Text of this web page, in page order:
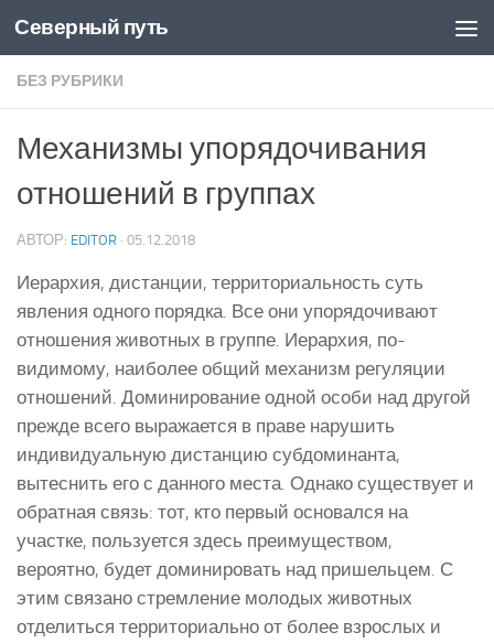
Skip to content
Северный путь
БЕЗ РУБРИКИ
Механизмы упорядочивания
отношений в группах
АВТОР: EDITOR · 05.12.2018
Иерархия, дистанции, территориальность суть
явления одного порядка. Все они упорядочивают
отношения животных в группе. Иерархия, по-
видимому, наиболее общий механизм регуляции
отношений. Доминирование одной особи над другой
прежде всего выражается в праве нарушить
индивидуальную дистанцию субдоминанта,
вытеснить его с данного места. Однако существует и
обратная связь: тот, кто первый основался на
участке, пользуется здесь преимуществом,
вероятно, будет доминировать над пришельцем. С
этим связано стремление молодых животных
отделиться территориально от более взрослых и